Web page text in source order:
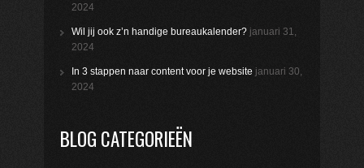
2024
Wil jij ook z’n handige bureaukalender? januari 31,
2024
In 3 stappen naar content voor je website januari 30,
2024
BLOG CATEGORIEËN